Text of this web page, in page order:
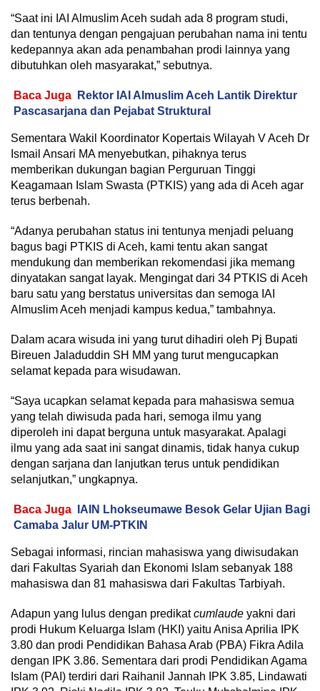
“Saat ini IAI Almuslim Aceh sudah ada 8 program studi,
dan tentunya dengan pengajuan perubahan nama ini tentu
kedepannya akan ada penambahan prodi lainnya yang
dibutuhkan oleh masyarakat,” sebutnya.
Baca Juga
Rektor IAI Almuslim Aceh Lantik Direktur
Pascasarjana dan Pejabat Struktural
Sementara Wakil Koordinator Kopertais Wilayah V Aceh Dr
Ismail Ansari MA menyebutkan, pihaknya terus
memberikan dukungan bagian Perguruan Tinggi
Keagamaan Islam Swasta (PTKIS) yang ada di Aceh agar
terus berbenah.
“Adanya perubahan status ini tentunya menjadi peluang
bagus bagi PTKIS di Aceh, kami tentu akan sangat
mendukung dan memberikan rekomendasi jika memang
dinyatakan sangat layak. Mengingat dari 34 PTKIS di Aceh
baru satu yang berstatus universitas dan semoga IAI
Almuslim Aceh menjadi kampus kedua,” tambahnya.
Dalam acara wisuda ini yang turut dihadiri oleh Pj Bupati
Bireuen Jaladuddin SH MM yang turut mengucapkan
selamat kepada para wisudawan.
“Saya ucapkan selamat kepada para mahasiswa semua
yang telah diwisuda pada hari, semoga ilmu yang
diperoleh ini dapat berguna untuk masyarakat. Apalagi
ilmu yang ada saat ini sangat dinamis, tidak hanya cukup
dengan sarjana dan lanjutkan terus untuk pendidikan
selanjutkan,” ungkapnya.
Baca Juga
IAIN Lhokseumawe Besok Gelar Ujian Bagi
Camaba Jalur UM-PTKIN
Sebagai informasi, rincian mahasiswa yang diwisudakan
dari Fakultas Syariah dan Ekonomi Islam sebanyak 188
mahasiswa dan 81 mahasiswa dari Fakultas Tarbiyah.
Adapun yang lulus dengan predikatcumlaude yakni dari
prodi Hukum Keluarga Islam (HKI) yaitu Anisa Aprilia IPK
3.80 dan prodi Pendidikan Bahasa Arab (PBA) Fikra Adila
dengan IPK 3.86. Sementara dari prodi Pendidikan Agama
Islam (PAI) terdiri dari Raihanil Jannah IPK 3.85, Lindawati